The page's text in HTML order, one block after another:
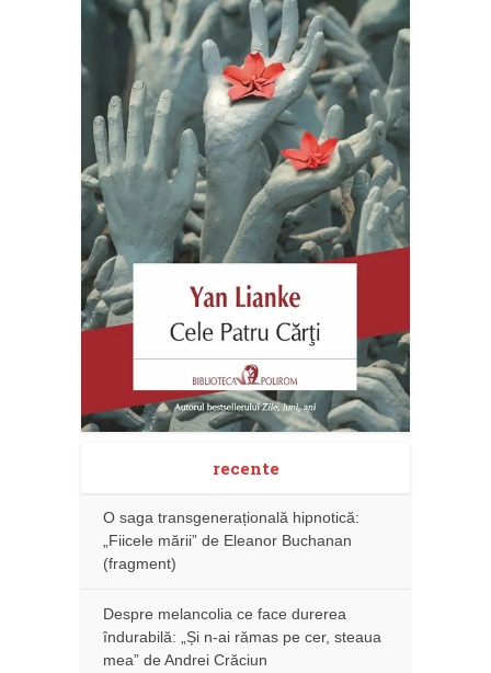
recente
O saga transgenerațională hipnotică:
„Fiicele mării” de Eleanor Buchanan
(fragment)
Despre melancolia ce face durerea
îndurabilă: „Și n-ai rămas pe cer, steaua
mea” de Andrei Crăciun